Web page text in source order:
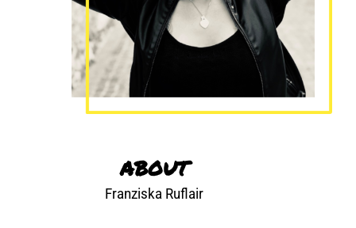
ABOUT
Franziska Ruflair